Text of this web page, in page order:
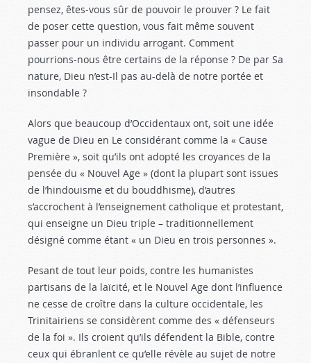
pensez, êtes-vous sûr de pouvoir le prouver ? Le fait
de poser cette question, vous fait même souvent
passer pour un individu arrogant. Comment
pourrions-nous être certains de la réponse ? De par Sa
nature, Dieu n’est-Il pas au-delà de notre portée et
insondable ?
Alors que beaucoup d’Occidentaux ont, soit une idée
vague de Dieu en Le considérant comme la « Cause
Première », soit qu’ils ont adopté les croyances de la
pensée du « Nouvel Age » (dont la plupart sont issues
de l’hindouisme et du bouddhisme), d’autres
s’accrochent à l’enseignement catholique et protestant,
qui enseigne un Dieu triple – traditionnellement
désigné comme étant « un Dieu en trois personnes ».
Pesant de tout leur poids, contre les humanistes
partisans de la laïcité, et le Nouvel Age dont l’influence
ne cesse de croître dans la culture occidentale, les
Trinitairiens se considèrent comme des « défenseurs
de la foi ». Ils croient qu’ils défendent la Bible, contre
ceux qui ébranlent ce qu’elle révèle au sujet de notre